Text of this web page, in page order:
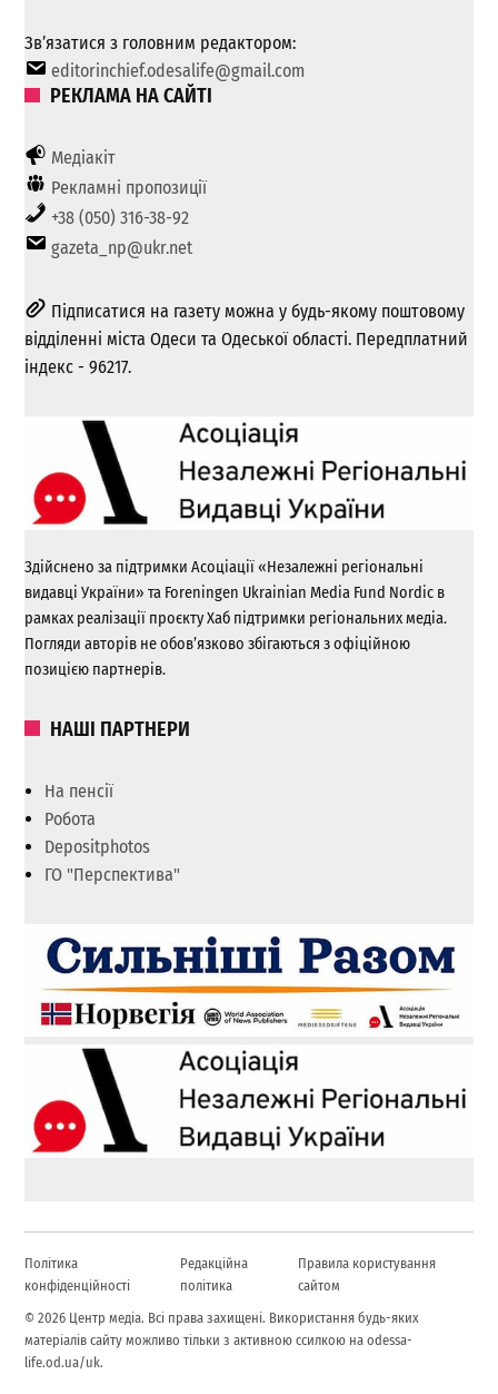
Зв’язатися з головним редактором:
editorinchief.odesalife@gmail.com
РЕКЛАМА НА САЙТІ
Медіакіт
Рекламні пропозиції
+38 (050) 316-38-92
gazeta_np@ukr.net
Підписатися на газету можна у будь-якому поштовому
відділенні міста Одеси та Одеської області. Передплатний
індекс - 96217.
Здійснено за підтримки Асоціації «Незалежні регіональні
видавці України» та Foreningen Ukrainian Media Fund Nordic в
рамках реалізації проєкту Хаб підтримки регіональних медіа.
Погляди авторів не обов’язково збігаються з офіційною
позицією партнерів.
НАШІ ПАРТНЕРИ
На пенсії
Робота
Depositphotos
ГО "Перспектива"
Політика
конфіденційності
Редакційна
політика
Правила користування
сайтом
© 2026 Центр медіа. Всі права захищені. Використання будь-яких
матеріалів сайту можливо тільки з активною ссилкою на odessa-
life.od.ua/uk.